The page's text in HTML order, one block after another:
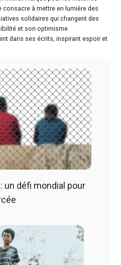
consacre à mettre en lumière des
solidaires qui changent des
et son optimisme
dans ses écrits, inspirant espoir et
un défi mondial pour